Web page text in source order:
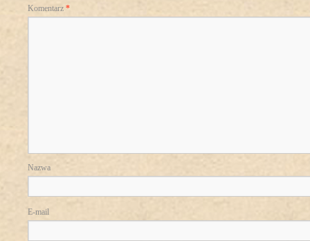
Komentarz *
Nazwa
E-mail